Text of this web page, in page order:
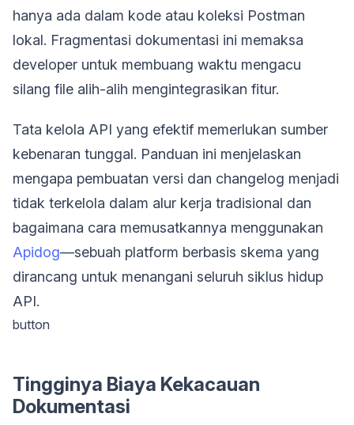
hanya ada dalam kode atau koleksi Postman
lokal. Fragmentasi dokumentasi ini memaksa
developer untuk membuang waktu mengacu
silang file alih-alih mengintegrasikan fitur.
Tata kelola API yang efektif memerlukan sumber
kebenaran tunggal. Panduan ini menjelaskan
mengapa pembuatan versi dan changelog menjadi
tidak terkelola dalam alur kerja tradisional dan
bagaimana cara memusatkannya menggunakan
Apidog—sebuah platform berbasis skema yang
dirancang untuk menangani seluruh siklus hidup
API.
button
Tingginya Biaya Kekacauan
Dokumentasi